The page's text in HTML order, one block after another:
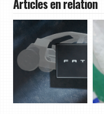
Articles en relation